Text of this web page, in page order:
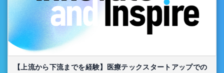
【上流から下流までを経験】医療テックスタートアップでの